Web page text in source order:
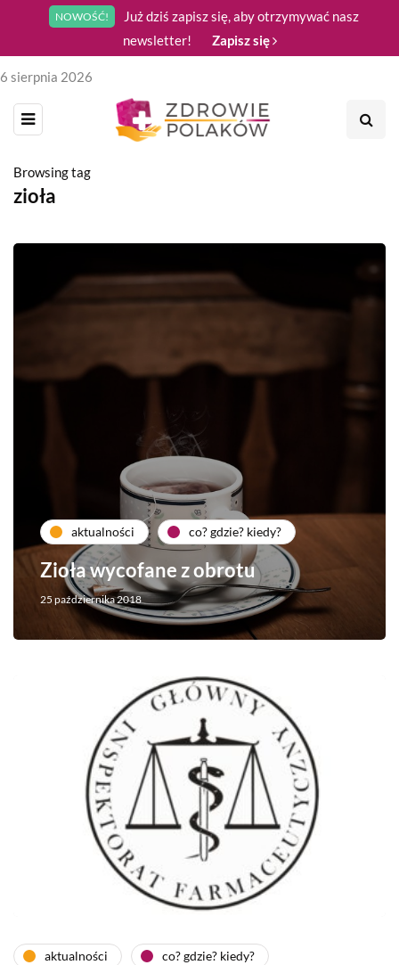
NOWOŚĆ!
Już dziś zapisz się, aby otrzymywać nasz
newsletter!
Zapisz się
6 sierpnia 2026
Browsing tag
zioła
aktualności co? gdzie? kiedy?
Zioła wycofane z obrotu
25 października 2018
aktualności co? gdzie? kiedy?